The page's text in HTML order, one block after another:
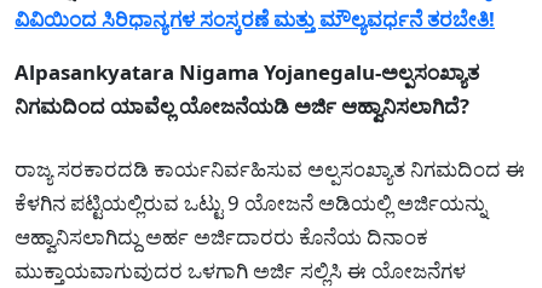
ವಿವಿಯಿಂದ ಸಿರಿಧಾನ್ಯಗಳ ಸಂಸ್ಕರಣೆ ಮತ್ತು ಮೌಲ್ಯವರ್ಧನೆ ತರಬೇತಿ!
Alpasankyatara Nigama Yojanegalu-ಅಲ್ಪಸಂಖ್ಯಾತ
ನಿಗಮದಿಂದ ಯಾವೆಲ್ಲ ಯೋಜನೆಯಡಿ ಅರ್ಜಿ ಆಹ್ವಾನಿಸಲಾಗಿದೆ?
ರಾಜ್ಯ ಸರಕಾರದಡಿ ಕಾರ್ಯನಿರ್ವಹಿಸುವ ಅಲ್ಪಸಂಖ್ಯಾತ ನಿಗಮದಿಂದ ಈ
ಕೆಳಗಿನ ಪಟ್ಟಿಯಲ್ಲಿರುವ ಒಟ್ಟು 9 ಯೋಜನೆ ಅಡಿಯಲ್ಲಿ ಅರ್ಜಿಯನ್ನು
ಆಹ್ವಾನಿಸಲಾಗಿದ್ದು ಅರ್ಹ ಅರ್ಜಿದಾರರು ಕೊನೆಯ ದಿನಾಂಕ
ಮುಕ್ತಾಯವಾಗುವುದರ ಒಳಗಾಗಿ ಅರ್ಜಿ ಸಲ್ಲಿಸಿ ಈ ಯೋಜನೆಗಳ